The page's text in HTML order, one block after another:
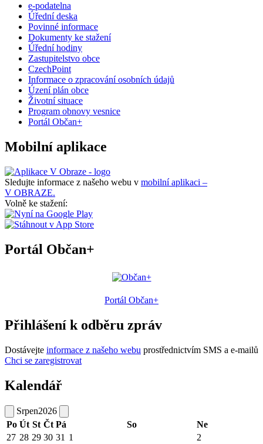
e-podatelna
Úřední deska
Povinné informace
Dokumenty ke stažení
Úřední hodiny
Zastupitelstvo obce
CzechPoint
Informace o zpracování osobních údajů
Úzení plán obce
Životní situace
Program obnovy vesnice
Portál Občan+
Mobilní aplikace
Sledujte informace z našeho webu v mobilní aplikaci –
V OBRAZE.
Volně ke stažení:
Portál Občan+
Portál Občan+
Přihlášení k odběru zpráv
Dostávejte informace z našeho webu prostřednictvím SMS a e-mailů
Chci se zaregistrovat
Kalendář
Srpen2026
Po Út St Čt Pá So
Ne
27 28 29 30 31 1
2